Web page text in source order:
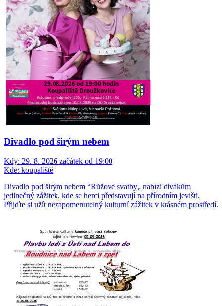
Divadlo pod širým nebem
Kdy: 29. 8. 2026 začátek od 19:00
Kde: koupaliště
Divadlo pod širým nebem “Růžové svatby„ nabízí divákům
jedinečný zážitek, kde se herci představují na přírodním jevišti.
Přijďte si užít nezapomenutelný kulturní zážitek v krásném prostředí.